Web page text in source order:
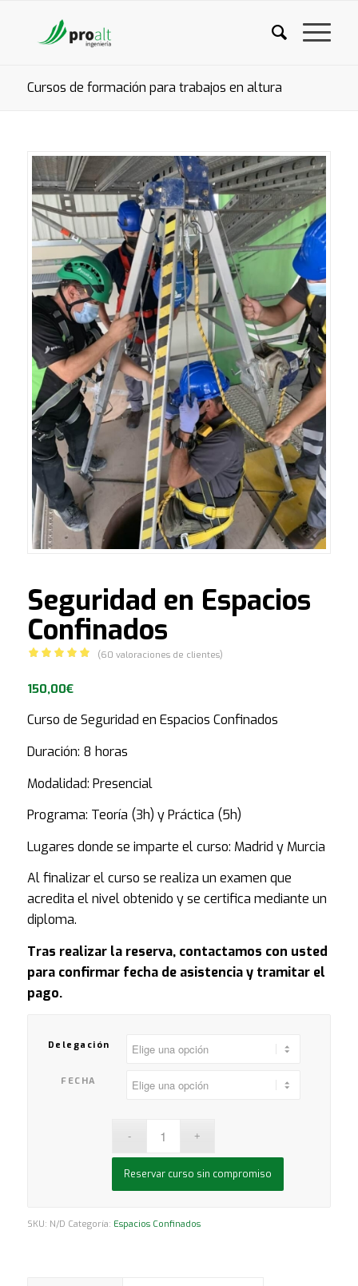
Cursos de formación para trabajos en altura
Seguridad en Espacios
Confinados
con4.97
de 5 en
60
valoraciones
(60 valoraciones de clientes)
150,00€
Curso de Seguridad en Espacios Confinados
Duración: 8 horas
Modalidad: Presencial
Programa: Teoría (3h) y Práctica (5h)
Lugares donde se imparte el curso: Madrid y Murcia
Al finalizar el curso se realiza un examen que
acredita el nivel obtenido y se certifica mediante un
diploma.
Tras realizar la reserva, contactamos con usted
para confirmar fecha de asistencia y tramitar el
pago.
Delegación
FECHA
Reservar curso sin compromiso
SKU: N/D Categoría: Espacios Confinados